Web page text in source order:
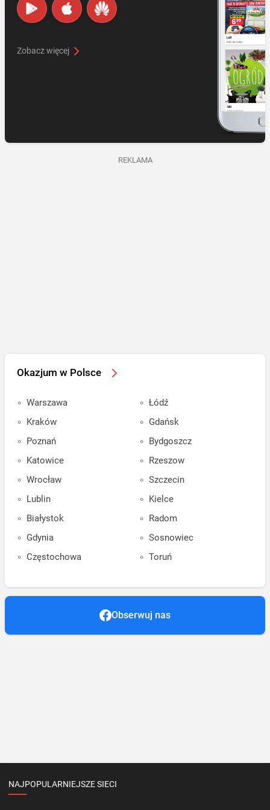
Zobacz więcej
REKLAMA
Okazjum w Polsce
Warszawa
Kraków
Poznań
Katowice
Wrocław
Lublin
Białystok
Gdynia
Częstochowa
Łódź
Gdańsk
Bydgoszcz
Rzeszow
Szczecin
Kielce
Radom
Sosnowiec
Toruń
Obserwuj nas
NAJPOPULARNIEJSZE SIECI